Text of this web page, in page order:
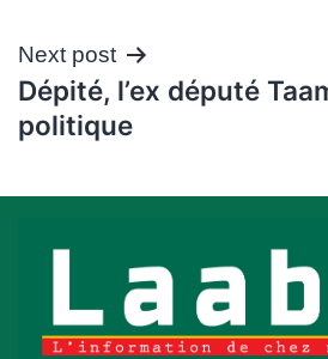
Next post
Dépité, l’ex député
politique